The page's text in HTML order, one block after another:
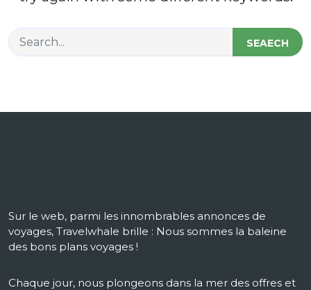
SEAECH
Sur le web, parmi les innombrables annonces de
voyages, Travelwhale brille : Nous sommes la baleine
des bons plans voyages !
Chaque jour, nous plongeons dans la mer des offres et